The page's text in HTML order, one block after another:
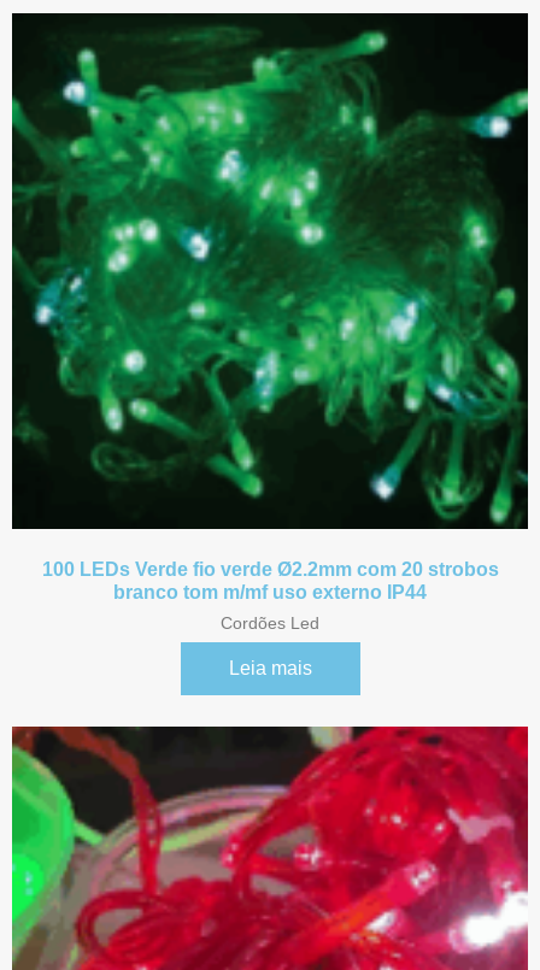
100 LEDs Verde fio verde Ø2.2mm com 20 strobos
branco tom m/mf uso externo IP44
Cordões Led
Leia mais